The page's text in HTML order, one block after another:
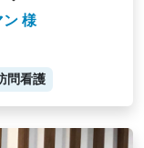
ン 様
問看護